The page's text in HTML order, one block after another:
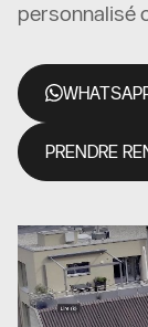
personnalisé
PRENDRE